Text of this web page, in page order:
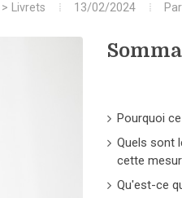
> Livrets 13/02/2024 Par
Pourquoi
Quels sont
cette
Qu'est-ce